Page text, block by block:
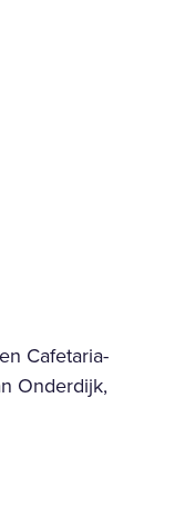
Cafetaria-
Onderdijk,